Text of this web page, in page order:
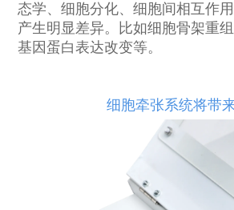
态学、细胞分化、细胞间相互作
产生明显差异。比如细胞骨架重
基因蛋白表达改变等。
细胞牵张系统将带来跨